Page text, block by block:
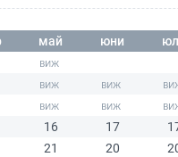
май юни
16 17
21 20